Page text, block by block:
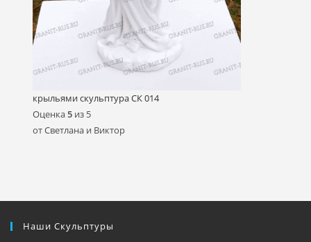
крыльями скульптура СК 014
Оценка5 из 5
от Светлана и Виктор
Наши Скульптуры